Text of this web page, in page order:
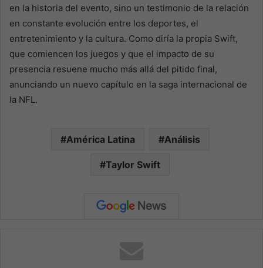
en la historia del evento, sino un testimonio de la relación
en constante evolución entre los deportes, el
entretenimiento y la cultura. Como diría la propia Swift,
que comiencen los juegos y que el impacto de su
presencia resuene mucho más allá del pitido final,
anunciando un nuevo capítulo en la saga internacional de
la NFL.
América Latina Análisis
Taylor Swift